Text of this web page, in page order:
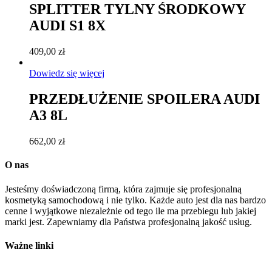
SPLITTER TYLNY ŚRODKOWY
AUDI S1 8X
409,00 zł
Dowiedz się więcej
PRZEDŁUŻENIE SPOILERA AUDI
A3 8L
662,00 zł
O nas
Jesteśmy doświadczoną firmą, która zajmuje się profesjonalną
kosmetyką samochodową i nie tylko. Każde auto jest dla nas bardzo
cenne i wyjątkowe niezależnie od tego ile ma przebiegu lub jakiej
marki jest. Zapewniamy dla Państwa profesjonalną jakość usług.
Ważne linki